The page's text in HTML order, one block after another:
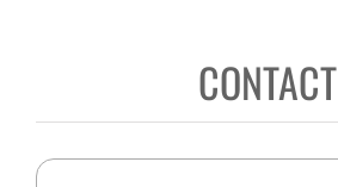
CONTACT